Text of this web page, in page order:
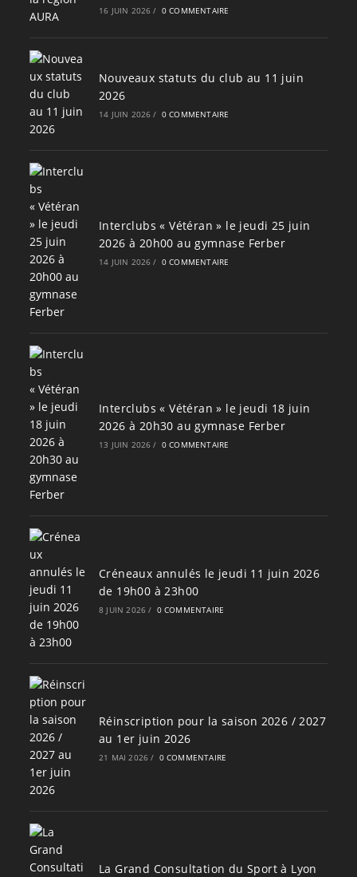
16 JUIN 2026 / 0 COMMENTAIRE
Nouveaux statuts du club au 11 juin
2026
14 JUIN 2026 / 0 COMMENTAIRE
Interclubs « Vétéran » le jeudi 25 juin
2026 à 20h00 au gymnase Ferber
14 JUIN 2026 / 0 COMMENTAIRE
Interclubs « Vétéran » le jeudi 18 juin
2026 à 20h30 au gymnase Ferber
13 JUIN 2026 / 0 COMMENTAIRE
Créneaux annulés le jeudi 11 juin 2026
de 19h00 à 23h00
8 JUIN 2026 / 0 COMMENTAIRE
Réinscription pour la saison 2026 / 2027
au 1er juin 2026
21 MAI 2026 / 0 COMMENTAIRE
La Grand Consultation du Sport à Lyon